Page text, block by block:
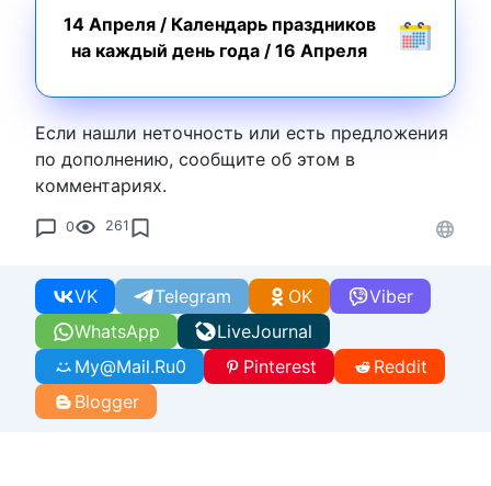
14 Апреля/ Календарь праздников
на каждый день года / 16 Апреля
Если нашли неточность или есть предложения
по дополнению, сообщите об этом в
комментариях.
0 261
WhatsApp
VK Telegram Viber
OK
LiveJournal
My@Mail.Ru0 Pinterest
Reddit
Blogger